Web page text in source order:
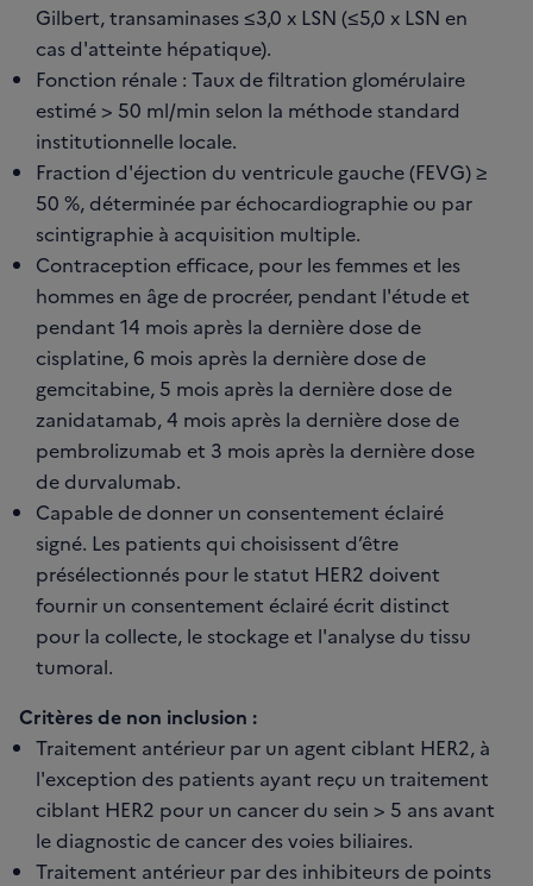
Gilbert, transaminases ≤3,0 x LSN (≤5,0 x LSN en
cas d'atteinte hépatique).
Fonction rénale : Taux de filtration glomérulaire
estimé > 50 ml/min selon la méthode standard
institutionnelle locale.
Fraction d'éjection du ventricule gauche (FEVG) ≥
50 %, déterminée par échocardiographie ou par
scintigraphie à acquisition multiple.
Contraception efficace, pour les femmes et les
hommes en âge de procréer, pendant l'étude et
pendant 14 mois après la dernière dose de
cisplatine, 6 mois après la dernière dose de
gemcitabine, 5 mois après la dernière dose de
zanidatamab, 4 mois après la dernière dose de
pembrolizumab et 3 mois après la dernière dose
de durvalumab.
Capable de donner un consentement éclairé
signé. Les patients qui choisissent d’être
présélectionnés pour le statut HER2 doivent
fournir un consentement éclairé écrit distinct
pour la collecte, le stockage et l'analyse du tissu
tumoral.
Critères de non inclusion :
Traitement antérieur par un agent ciblant HER2, à
l'exception des patients ayant reçu un traitement
ciblant HER2 pour un cancer du sein > 5 ans avant
le diagnostic de cancer des voies biliaires.
Traitement antérieur par des inhibiteurs de points